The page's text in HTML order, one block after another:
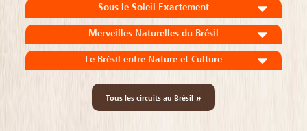
Sous le Soleil Exactement
Merveilles Naturelles du Brésil
Le Brésil entre Nature et Culture
Tous les circuits au Brésil »